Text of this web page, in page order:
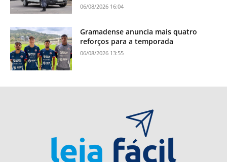
06/08/2026 16:04
Gramadense anuncia mais quatro
reforços para a temporada
06/08/2026 13:55